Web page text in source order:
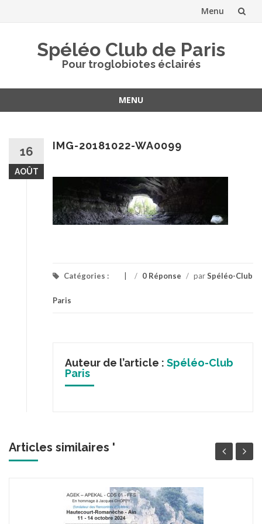
Menu
Spéléo Club de Paris
Pour troglobiotes éclairés
MENU
16
AOÛT
IMG-20181022-WA0099
Catégories : / 0 Réponse / parSpéléo-Club
Paris
Auteur de l’article : Spéléo-Club
Paris
Articles similaires '